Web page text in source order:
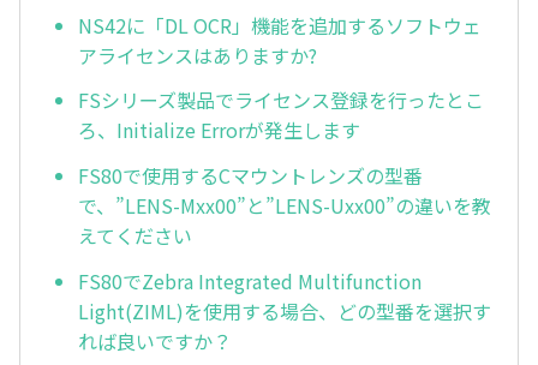
NS42に「DL OCR」機能を追加するソフトウェ
アライセンスはありますか?
FSシリーズ製品でライセンス登録を行ったとこ
ろ、Initialize Errorが発生します
FS80で使用するCマウントレンズの型番
で、”LENS-Mxx00”と”LENS-Uxx00”の違いを教
えてください
FS80でZebra Integrated Multifunction
Light(ZIML)を使用する場合、どの型番を選択す
れば良いですか？